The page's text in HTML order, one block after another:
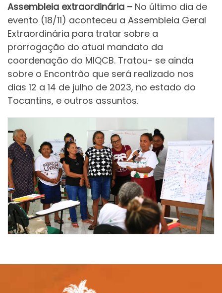
Assembleia extraordinária – No último dia de
evento (18/11) aconteceu a Assembleia Geral
Extraordinária para tratar sobre a
prorrogação do atual mandato da
coordenação do MIQCB. Tratou- se ainda
sobre o Encontrão que será realizado nos
dias 12 a 14 de julho de 2023, no estado do
Tocantins, e outros assuntos.